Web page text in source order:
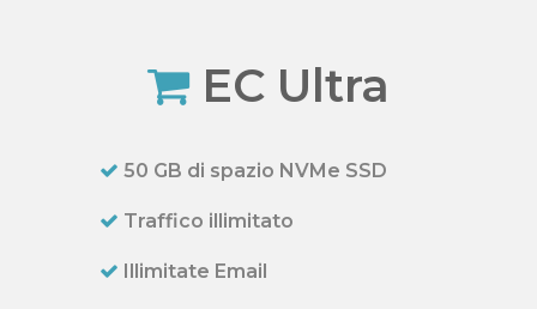
EC Ultra
50 GB di spazio NVMe SSD
Traffico illimitato
Illimitate Email